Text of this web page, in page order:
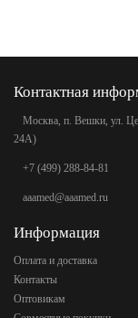
Контактная
Москва, п. Вешки, ул.
24А)
+7 (499) 288-84-81
aaamed@aaamed.ru
Информация
Оплата и доставка
Контакты
Оптовикам